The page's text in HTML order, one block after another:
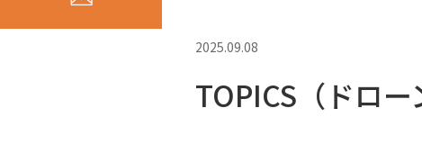
2025.09.08
TOPICS（ドロ